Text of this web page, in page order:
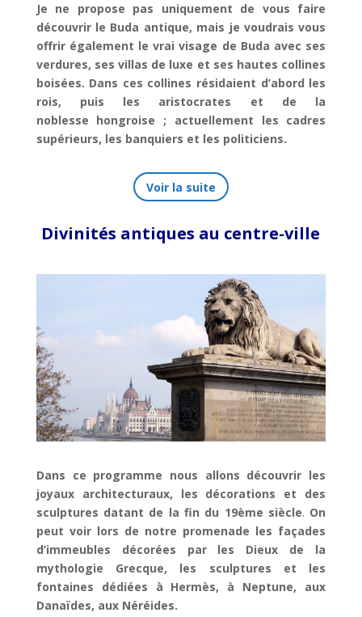
Je ne propose pas uniquement de vous faire
découvrir le Buda antique, mais je voudrais vous
offrir également le vrai visage de Buda avec ses
verdures, ses villas de luxe et ses hautes collines
boisées. Dans ces collines résidaient d’abord les
rois, puis les aristocrates et de la
noblesse hongroise ; actuellement les cadres
supérieurs, les banquiers et les politiciens.
Voir la suite
Divinités antiques au centre-ville
Dans ce programme nous allons découvrir les
joyaux architecturaux, les décorations et des
sculptures datant de la fin du 19ème siècle. On
peut voir lors de notre promenade les façades
d’immeubles décorées par les Dieux de la
mythologie Grecque, les sculptures et les
fontaines dédiées à Hermès, à Neptune, aux
Danaïdes, aux Néréides.